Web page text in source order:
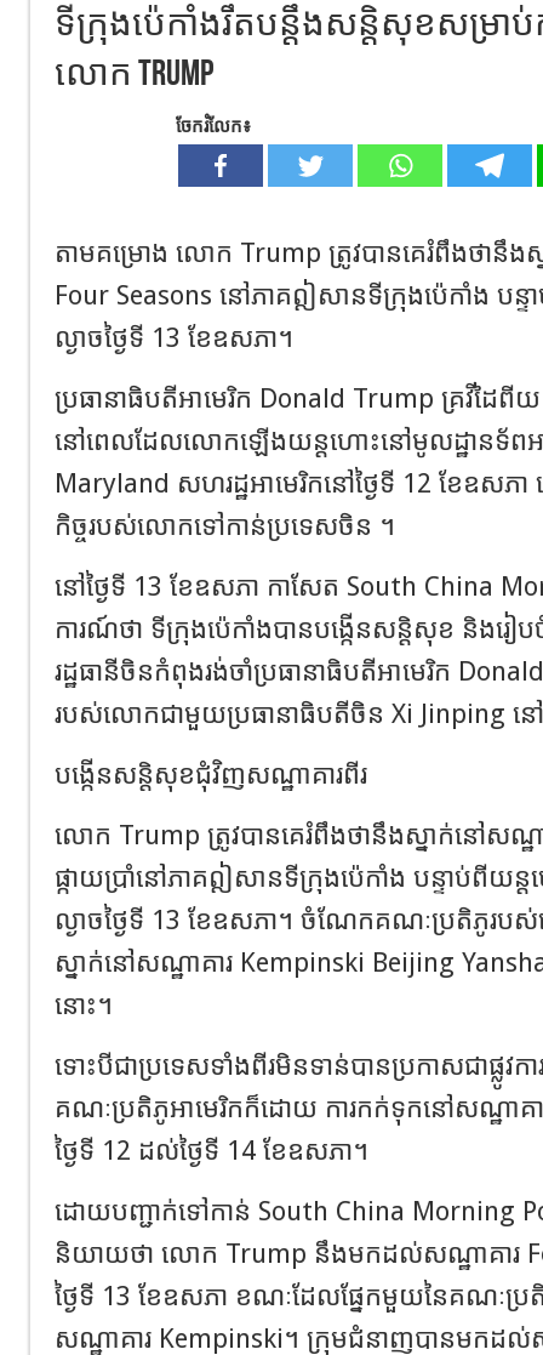
ទីក្រុងប៉េកាំងរឹតបន្តឹងសន្តិសុខសម្រា
លោក Trump
ចែករំលែក៖
តាមគម្រោង លោក Trump ត្រូវបានគេរំពឹងថានឹងស្
Four Seasons នៅភាគឦសានទីក្រុងប៉េកាំង បន្ទ
ល្ងាចថ្ងៃទី 13 ខែឧសភា។
ប្រធានាធិបតីអាមេរិក Donald Trump គ្រវីដៃពី
នៅពេលដែលលោកឡើងយន្តហោះនៅមូលដ្ឋានទ័ពអ
Maryland សហរដ្ឋអាមេរិកនៅថ្ងៃទី 12 ខែឧសភា
កិច្ចរបស់លោកទៅកាន់ប្រទេសចិន ។
នៅថ្ងៃទី 13 ខែឧសភា កាសែត South China
ការណ៍ថា ទីក្រុងប៉េកាំងបានបង្កើនសន្តិសុខ និងរ
រដ្ឋធានីចិនកំពុងរង់ចាំប្រធានាធិបតីអាមេរិក
របស់លោកជាមួយប្រធានាធិបតីចិន Xi Jinping នៅ
បង្កើនសន្តិសុខជុំវិញសណ្ឋាគារពីរ
លោក Trump ត្រូវបានគេរំពឹងថានឹងស្នាក់នៅសណ្ឋ
ផ្កាយប្រាំនៅភាគឦសានទីក្រុងប៉េកាំង បន្ទាប់ពីយ
ល្ងាចថ្ងៃទី 13 ខែឧសភា។ ចំណែកគណៈប្រតិភូរបស់
ស្នាក់នៅសណ្ឋាគារ Kempinski Beijing
នោះ។
ទោះបីជាប្រទេសទាំងពីរមិនទាន់បានប្រកាសជាផ្លូវក
គណៈប្រតិភូអាមេរិកក៏ដោយ ការកក់ទុកនៅសណ្ឋាគា
ថ្ងៃទី 12 ដល់ថ្ងៃទី 14 ខែឧសភា។
ដោយបញ្ជាក់ទៅកាន់ South China Morning
និយាយថា លោក Trump នឹងមកដល់សណ្ឋាគារ
ថ្ងៃទី 13 ខែឧសភា ខណៈដែលផ្នែកមួយនៃគណៈប្រ
សណ្ឋាគារ Kempinski។ ក្រុមជំនាញបានមកដល់